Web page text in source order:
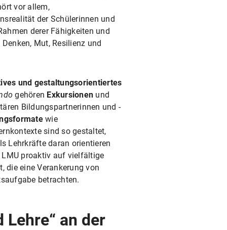
vor allem,
der Schülerinnen und
derer Fähigkeiten und
Mut, Resilienz und
und gestaltungsorientiertes
gehören Exkursionen und
Bildungspartnerinnen und -
wie
sind so gestaltet,
Lehrkräfte daran orientieren
proaktiv auf vielfältige
die eine Verankerung von
betrachten.
an der